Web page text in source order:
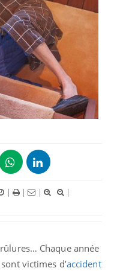
| | |
|
Chaque année
victimes d’accident